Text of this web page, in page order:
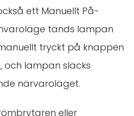
ett Manuellt På-
tänds lampan
tryckt på knappen
lampan släcks
närvaroläget.
eller